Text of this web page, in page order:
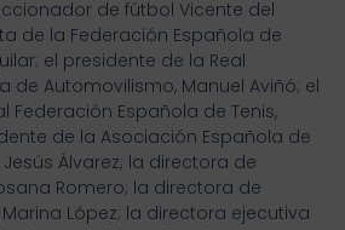
de fútbol Vicente del
de la Federación Española de
el presidente de la Real
de Automovilismo, Manuel Aviñó; el
Federación Española de Tenis,
de la Asociación Española de
Álvarez; la directora de
Romero; la directora de
López; la directora ejecutiva